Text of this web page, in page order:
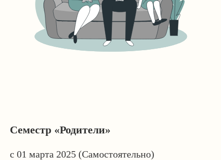
Семестр «Родители»
с 01 марта 2025 (Самостоятельно)